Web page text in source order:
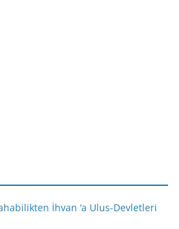
İhvan ‘a Ulus-Devletleri